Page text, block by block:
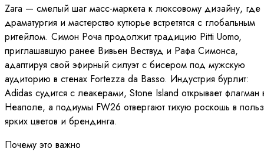
Zara — смелый шаг масс-маркета к люксовому дизайну, где
драматургия и мастерство кутюрье встретятся с глобальным
ритейлом. Симон Роча продолжит традицию Pitti Uomo,
приглашавшую ранее Вивьен Вествуд и Рафа Симонса,
адаптируя свой эфирный силуэт с бисером под мужскую
аудиторию в стенах Fortezza da Basso. Индустрия бурлит:
Adidas судится с леакерами, Stone Island открывает флагман
Неаполе, а подиумы FW26 отвергают тихую роскошь в
ярких цветов и брендинга.
Почему это важно